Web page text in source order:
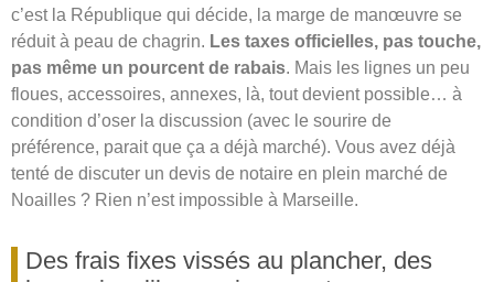
c’est la République qui décide, la marge de manœuvre se
réduit à peau de chagrin. Les taxes officielles, pas touche,
pas même un pourcent de rabais. Mais les lignes un peu
floues, accessoires, annexes, là, tout devient possible… à
condition d’oser la discussion (avec le sourire de
préférence, parait que ça a déjà marché). Vous avez déjà
tenté de discuter un devis de notaire en plein marché de
Noailles ? Rien n’est impossible à Marseille.
Des frais fixes vissés au plancher, des